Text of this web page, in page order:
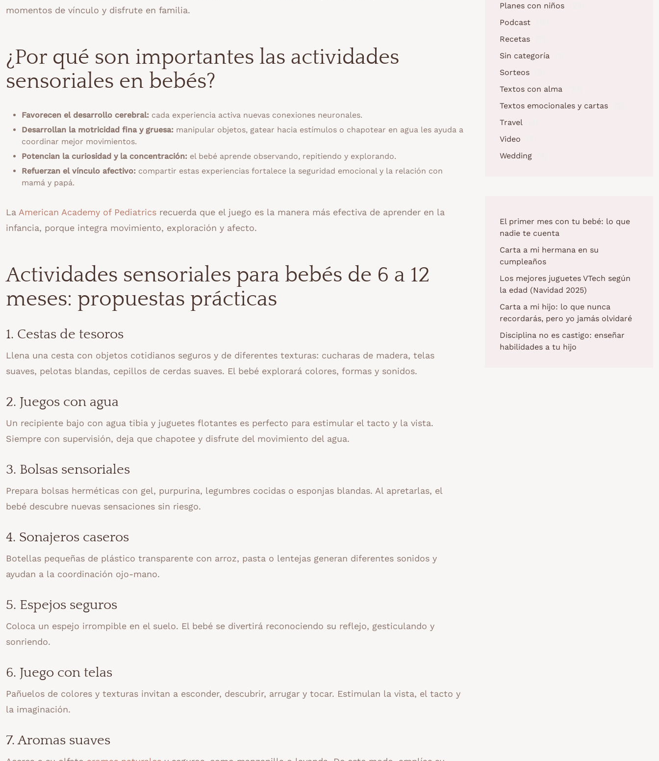
momentos de vínculo y disfrute en familia.
¿Por qué son importantes las actividades
sensoriales en bebés?
Favorecen el desarrollo cerebral: cada experiencia activa nuevas conexiones neuronales.
Desarrollan la motricidad fina y gruesa: manipular objetos, gatear hacia estímulos o chapotear en agua les ayuda a
coordinar mejor movimientos.
Potencian la curiosidad y la concentración: el bebé aprende observando, repitiendo y explorando.
Refuerzan el vínculo afectivo: compartir estas experiencias fortalece la seguridad emocional y la relación con
mamá y papá.
La American Academy of Pediatrics recuerda que el juego es la manera más efectiva de aprender en la
infancia, porque integra movimiento, exploración y afecto.
Actividades sensoriales para bebés de 6 a 12
meses: propuestas prácticas
1. Cestas de tesoros
Llena una cesta con objetos cotidianos seguros y de diferentes texturas: cucharas de madera, telas
suaves, pelotas blandas, cepillos de cerdas suaves. El bebé explorará colores, formas y sonidos.
2. Juegos con agua
Un recipiente bajo con agua tibia y juguetes flotantes es perfecto para estimular el tacto y la vista.
Siempre con supervisión, deja que chapotee y disfrute del movimiento del agua.
3. Bolsas sensoriales
Prepara bolsas herméticas con gel, purpurina, legumbres cocidas o esponjas blandas. Al apretarlas, el
bebé descubre nuevas sensaciones sin riesgo.
4. Sonajeros caseros
Botellas pequeñas de plástico transparente con arroz, pasta o lentejas generan diferentes sonidos y
ayudan a la coordinación ojo-mano.
5. Espejos seguros
Coloca un espejo irrompible en el suelo. El bebé se divertirá reconociendo su reflejo, gesticulando y
sonriendo.
6. Juego con telas
Pañuelos de colores y texturas invitan a esconder, descubrir, arrugar y tocar. Estimulan la vista, el tacto y
la imaginación.
7. Aromas suaves
Planes con niños
Podcast
Recetas
Sin categoría
Sorteos
Textos con alma
Textos emocionales y cartas
Travel
Video
Wedding
El primer mes con tu bebé: lo que
nadie te cuenta
Carta a mi hermana en su
cumpleaños
Los mejores juguetes VTech según
la edad (Navidad 2025)
Carta a mi hijo: lo que nunca
recordarás, pero yo jamás olvidaré
Disciplina no es castigo: enseñar
habilidades a tu hijo